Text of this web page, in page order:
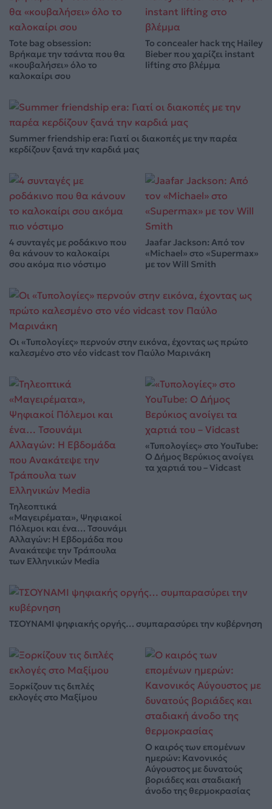
Tote bag obsession:
Βρήκαμε την τσάντα που θα
«κουβαλήσει» όλο το
καλοκαίρι σου
Το concealer hack της Hailey
Bieber που χαρίζει instant
lifting στο βλέμμα
Summer friendship era: Γιατί οι διακοπές με την παρέα
κερδίζουν ξανά την καρδιά μας
4 συνταγές με ροδάκινο που
θα κάνουν το καλοκαίρι
σου ακόμα πιο νόστιμο
Jaafar Jackson: Από τον
«Michael» στο «Supermax»
με τον Will Smith
Οι «Τυπολογίες» περνούν στην εικόνα, έχοντας ως πρώτο
καλεσμένο στο νέο vidcast τον Παύλο Μαρινάκη
Τηλεοπτικά
«Μαγειρέματα», Ψηφιακοί
Πόλεμοι και ένα… Τσουνάμι
Αλλαγών: Η Εβδομάδα που
Ανακάτεψε την Τράπουλα
των Ελληνικών Media
«Τυπολογίες» στο YouTube:
Ο Δήμος Βερύκιος ανοίγει
τα χαρτιά του – Vidcast
ΤΣΟΥΝΑΜΙ ψηφιακής οργής… συμπαρασύρει την κυβέρνηση
Ξορκίζουν τις διπλές
εκλογές στο Μαξίμου
Ο καιρός των επομένων
ημερών: Κανονικός
Αύγουστος με δυνατούς
βοριάδες και σταδιακή
άνοδο της θερμοκρασίας